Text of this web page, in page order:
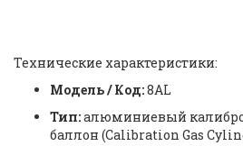
Технические характеристики:
Модель / Код:8AL
Тип:алюминиевый
баллон (Calibration Gas